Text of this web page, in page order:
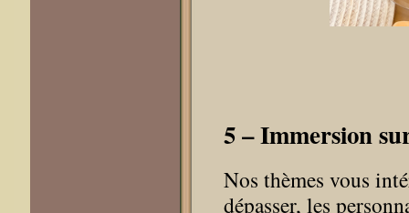
5 – Immersion
Nos thèmes vous
dépasser, les